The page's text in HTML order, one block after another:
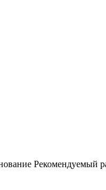
Рекомендуемый